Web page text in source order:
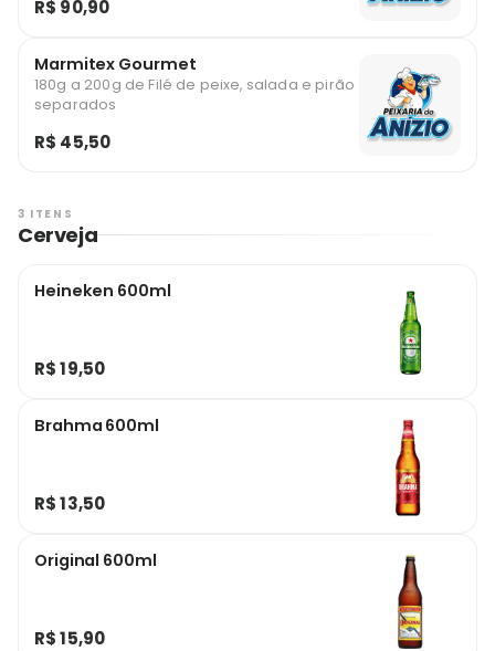
R$ 90,90
Marmitex Gourmet
180g a 200g de Filé de peixe, salada e pirão
separados
R$ 45,50
3 ITENS
Cerveja
Heineken 600ml
R$ 19,50
Brahma 600ml
R$ 13,50
Original 600ml
R$ 15,90